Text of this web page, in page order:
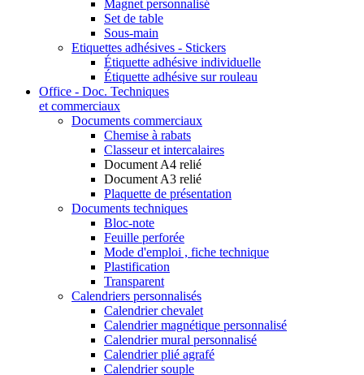
Magnet personnalisé
Set de table
Sous-main
Etiquettes adhésives - Stickers
Étiquette adhésive individuelle
Étiquette adhésive sur rouleau
Office - Doc. Techniques
et commerciaux
Documents commerciaux
Chemise à rabats
Classeur et intercalaires
Document A4 relié
Document A3 relié
Plaquette de présentation
Documents techniques
Bloc-note
Feuille perforée
Mode d'emploi , fiche technique
Plastification
Transparent
Calendriers personnalisés
Calendrier chevalet
Calendrier magnétique personnalisé
Calendrier mural personnalisé
Calendrier plié agrafé
Calendrier souple